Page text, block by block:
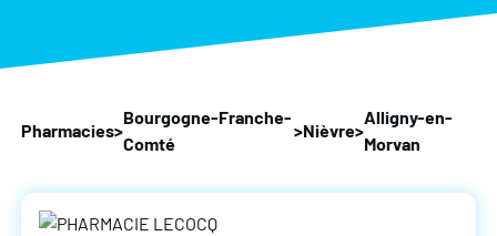
Pharmacies>
Bourgogne-Franche-
Comté
>Nièvre>
Alligny-en-
Morvan